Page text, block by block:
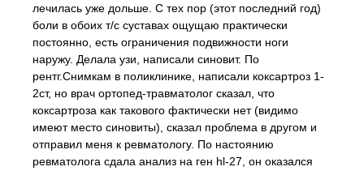
лечилась уже дольше. С тех пор (этот последний год)
боли в обоих т/с суставах ощущаю практически
постоянно, есть ограничения подвижности ноги
наружу. Делала узи, написали синовит. По
рентг.Снимкам в поликлинике, написали коксартроз 1-
2ст, но врач ортопед-травматолог сказал, что
коксартроза как такового фактически нет (видимо
имеют место синовиты), сказал проблема в другом и
отправил меня к ревматологу. По настоянию
ревматолога сдала анализ на ген hl-27, он оказался